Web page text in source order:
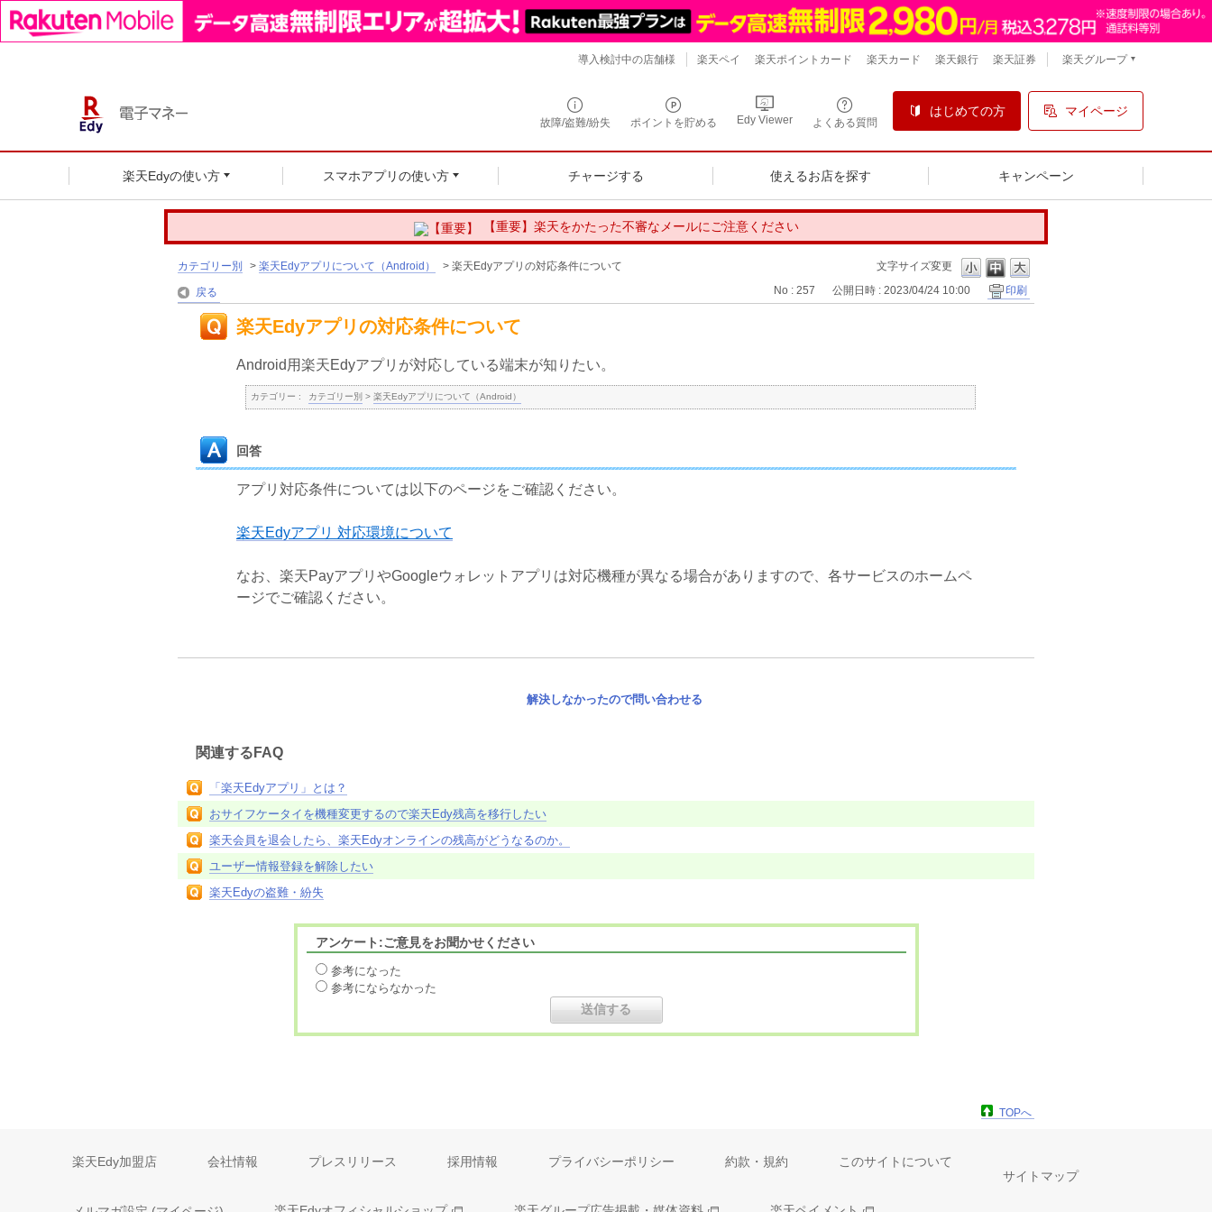
故障/盗難/紛失 ポイントを貯める Edy Viewer よくある質問
はじめての方 マイページ
楽天Edyの使い方 スマホアプリの使い方 チャージする 使えるお店を探す キャンペーン
導入検討中の店舗様 楽天ペイ 楽天ポイントカード 楽天カード 楽天銀行 楽天証券 楽天グループ
【重要】楽天をかたった不審なメールにご注意ください
文字サイズ変更
カテゴリー別 > 楽天Edyアプリについて（Android） > 楽天Edyアプリの対応条件について
戻る No : 257 公開日時 : 2023/04/24 10:00 印刷
楽天Edyアプリの対応条件について
Android用楽天Edyアプリが対応している端末が知りたい。
カテゴリー : カテゴリー別 > 楽天Edyアプリについて（Android）
回答
アプリ対応条件については以下のページをご確認ください。
楽天Edyアプリ 対応環境について
なお、楽天PayアプリやGoogleウォレットアプリは対応機種が異なる場合がありますので、各サービスのホームペ
ージでご確認ください。
解決しなかったので問い合わせる
関連するFAQ
「楽天Edyアプリ」とは？
おサイフケータイを機種変更するので楽天Edy残高を移行したい
楽天会員を退会したら、楽天Edyオンラインの残高がどうなるのか。
ユーザー情報登録を解除したい
楽天Edyの盗難・紛失
アンケート:ご意見をお聞かせください
参考になった
参考にならなかった
TOPへ
楽天Edy加盟店 会社情報 プレスリリース 採用情報 プライバシーポリシー 約款・規約
このサイトについて
サイトマップ